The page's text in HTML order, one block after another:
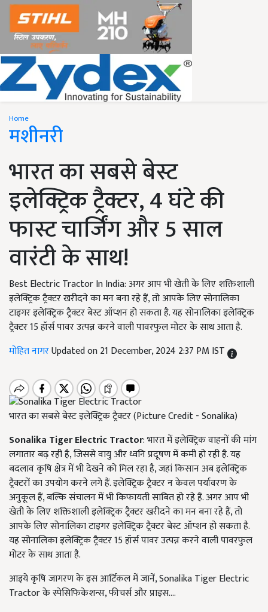
Home
मशीनरी
भारत का सबसे बेस्ट
इलेक्ट्रिक ट्रैक्टर, 4 घंटे की
फास्ट चार्जिंग और 5 साल
वारंटी के साथ!
Best Electric Tractor In India: अगर आप भी खेती के लिए शक्तिशाली
इलेक्ट्रिक ट्रैक्टर खरीदने का मन बना रहे हैं, तो आपके लिए सोनालिका
टाइगर इलेक्ट्रिक ट्रैक्टर बेस्ट ऑप्शन हो सकता है. यह सोनालिका इलेक्ट्रिक
ट्रैक्टर 15 हॉर्स पावर उत्पन्न करने वाली पावरफुल मोटर के साथ आता है.
मोहित नागरUpdated on 21 December, 2024 2:37 PM IST
भारत का सबसे बेस्ट इलेक्ट्रिक ट्रैक्टर (Picture Credit - Sonalika)
Sonalika Tiger Electric Tractor: भारत में इलेक्ट्रिक वाहनों की मांग
लगातार बढ़ रही है, जिससे वायु और ध्वनि प्रदूषण में कमी हो रही है. यह
बदलाव कृषि क्षेत्र में भी देखने को मिल रहा है, जहां किसान अब इलेक्ट्रिक
ट्रैक्टरों का उपयोग करने लगे हैं. इलेक्ट्रिक ट्रैक्टर न केवल पर्यावरण के
अनुकूल हैं, बल्कि संचालन में भी किफायती साबित हो रहे हैं. अगर आप भी
खेती के लिए शक्तिशाली इलेक्ट्रिक ट्रैक्टर खरीदने का मन बना रहे हैं, तो
आपके लिए सोनालिका टाइगर इलेक्ट्रिक ट्रैक्टर बेस्ट ऑप्शन हो सकता है.
यह सोनालिका इलेक्ट्रिक ट्रैक्टर 15 हॉर्स पावर उत्पन्न करने वाली पावरफुल
मोटर के साथ आता है.
आइये कृषि जागरण के इस आर्टिकल में जानें, Sonalika Tiger Electric
Tractor के स्पेसिफिकेशन्स, फीचर्स और प्राइस....